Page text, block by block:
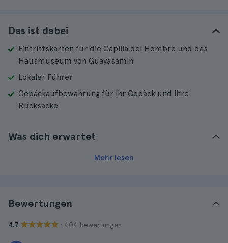
Das ist dabei
Eintrittskarten für die Capilla del Hombre und das
Hausmuseum von Guayasamín
Lokaler Führer
Gepäckaufbewahrung für Ihr Gepäck und Ihre
Rucksäcke
Was dich erwartet
Mehr lesen
Bewertungen
4.7 · 404 bewertungen